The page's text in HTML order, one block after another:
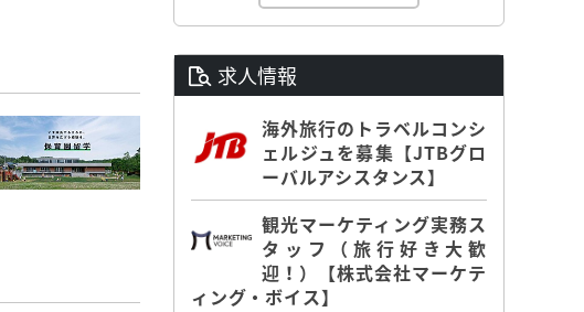
求人情報
海外旅行のトラベルコンシ
ェルジュを募集【JTBグロ
ーバルアシスタンス】
観光マーケティング実務ス
タッフ（旅行好き大歓
迎！）【株式会社マーケテ
ィング・ボイス】